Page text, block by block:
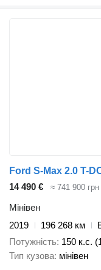
Ford S-Max 2.0 T-
14 490 €
≈ 741 900 грн
Мінівен
2019
196 268 км
Потужність 150 к.с.
Тип кузова мінівен